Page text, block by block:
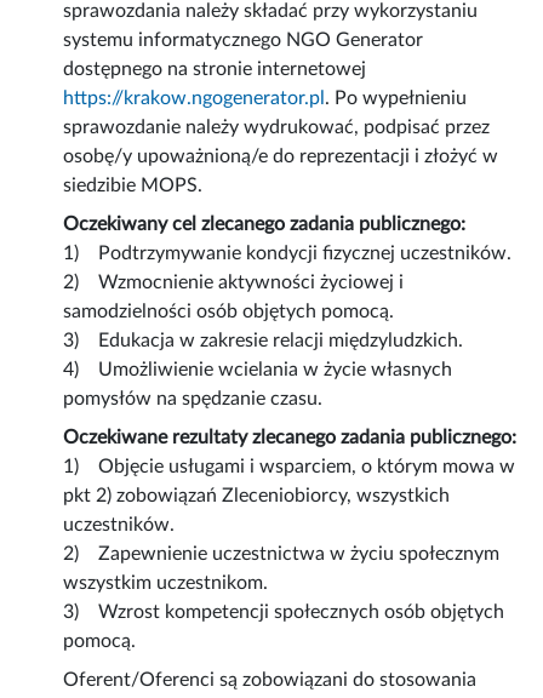
sprawozdania należy składać przy wykorzystaniu
systemu informatycznego NGO Generator
dostępnego na stronie internetowej
https://krakow.ngogenerator.pl . Po wypełnieniu
sprawozdanie należy wydrukować, podpisać przez
osobę/y upoważnioną/e do reprezentacji i złożyć w
siedzibie MOPS.
Oczekiwany cel zlecanego zadania publicznego:
1) Podtrzymywanie kondycji fizycznej uczestników.
2) Wzmocnienie aktywności życiowej i
samodzielności osób objętych pomocą.
3) Edukacja w zakresie relacji międzyludzkich.
4) Umożliwienie wcielania w życie własnych
pomysłów na spędzanie czasu.
Oczekiwane rezultaty zlecanego zadania publicznego:
1) Objęcie usługami i wsparciem, o którym mowa w
pkt 2) zobowiązań Zleceniobiorcy, wszystkich
uczestników.
2) Zapewnienie uczestnictwa w życiu społecznym
wszystkim uczestnikom.
3) Wzrost kompetencji społecznych osób objętych
pomocą.
Oferent/Oferenci są zobowiązani do stosowania